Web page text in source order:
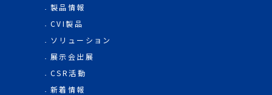
製品情報
CVI製品
ソリューション
展示会出展
CSR活動
新着情報